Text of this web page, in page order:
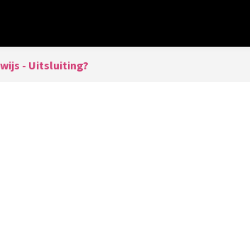
- Uitsluiting?